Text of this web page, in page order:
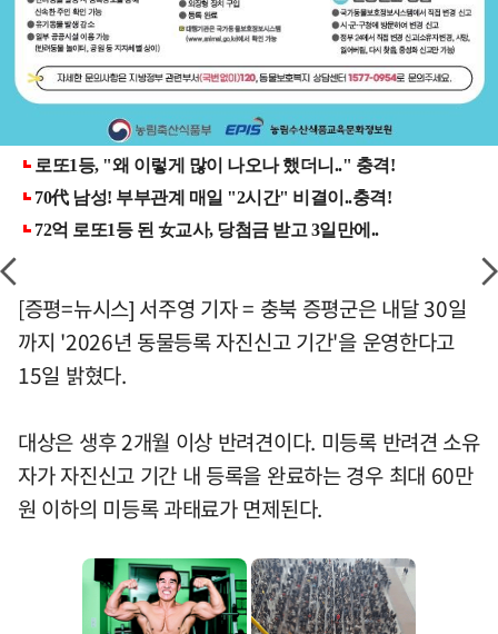
[증평=뉴시스] 서주영 기자 = 충북 증평군은 내달 30일
까지 '2026년 동물등록 자진신고 기간'을 운영한다고
15일 밝혔다.
대상은 생후 2개월 이상 반려견이다. 미등록 반려견 소유
자가 자진신고 기간 내 등록을 완료하는 경우 최대 60만
원 이하의 미등록 과태료가 면제된다.